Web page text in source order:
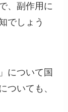
、副作用に
でしょう
について国
ついても、